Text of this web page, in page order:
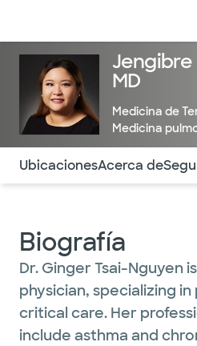
Jengibre
MD
Medicina de
Medicina
Utilice esta navegación para
UbicacionesAcerca de
Biografía
Dr. Ginger Tsai-Nguyen
physician, specializing
critical care. Her
include asthma and